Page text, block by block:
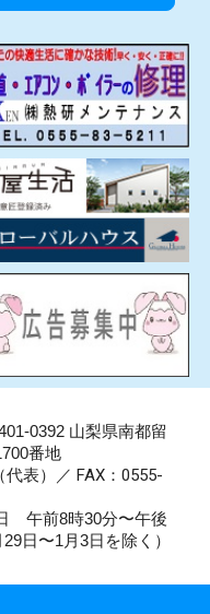
0392 山梨県南都留
番地
（代表）／ FAX：0555-
午前8時30分〜午後
日〜1月3日を除く）